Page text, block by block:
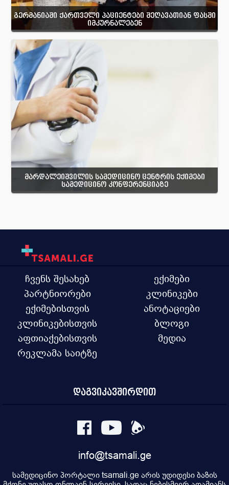
გერმანიაში ქართველი პაციენტები შეღავათიან ფასში
იმკურნალებენ
მარდალეიშვილის სამედიცინო ცენტრის ექიმები
სამედიცინო კონფერენციაზე
ჩვენს შესახებ
პარტნიორები
ექიმებისთვის
კლინიკებისთვის
აფთიაქებისთვის
რეკლამა საიტზე
ექიმები
კლინიკები
ანოტაციები
ბლოგი
მედია
დაგვიკავშირდით
info@tsamali.ge
სამედიცინო პორტალი tsamali.ge არის უდიდესი ბაზის